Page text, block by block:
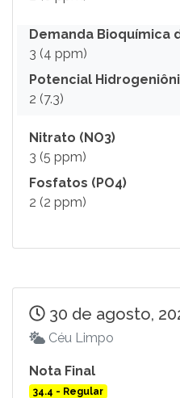
Demanda Bioquímica
3 (4 ppm)
Potencial
2 (7.3)
Nitrato (NO3)
3 (5 ppm)
Fosfatos (PO4)
2 (2 ppm)
30 de agosto,
Céu Limpo
Nota Final
34.4 - Regular